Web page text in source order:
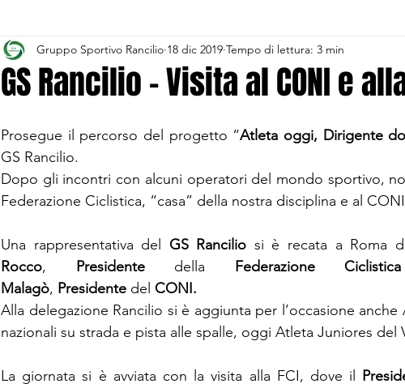
GS Rancilio 50'story
GS Rancilio - Visita al CONI e
Gruppo Sportivo Rancilio 18 dic 2019 Tempo di lettura: 3 min
Prosegue il percorso del progetto “Atleta oggi, Dirigente
GS Rancilio.
Dopo gli incontri con alcuni operatori del mondo sportivo,
Federazione Ciclistica, “casa” della nostra disciplina e al
Una rappresentativa del GS Rancilio si è recata a Roma
Rocco, Presidente della Federazione
Malagò, Presidente del CONI.
Alla delegazione Rancilio si è aggiunta per l’occasione
nazionali su strada e pista alle spalle, oggi Atleta Juniores del
La giornata si è avviata con la visita alla FCI, dove il